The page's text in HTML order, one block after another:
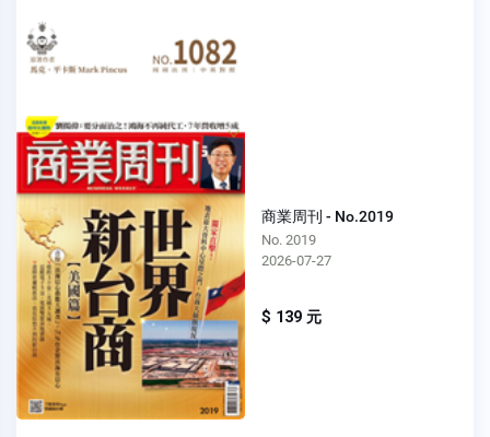
商業周刊 - No.2019
No. 2019
2026-07-27
$ 139 元